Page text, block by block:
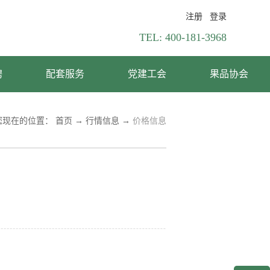
登录
注册
TEL: 400-181-3968
配套服务 党建工会 果品协会
现在的位置： 首页 → 行情信息 → 价格信息